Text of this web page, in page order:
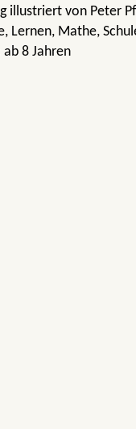
illustriert von Peter
, Lernen, Mathe,
ab 8 Jahren